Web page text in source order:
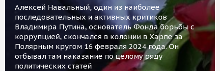
Алексей Навальный, один из наиболее
последовательных и активных критиков
Владимира Путина, основатель Фонда борьбы с
коррупцией, скончался в колонии в Харпе за
Полярным кругом 16 февраля 2024 года. Он
отбывал там наказание по целому ряду
политических статей